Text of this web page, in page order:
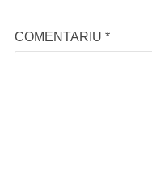
COMENTARIU *